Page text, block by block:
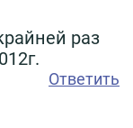
раз
Ответить